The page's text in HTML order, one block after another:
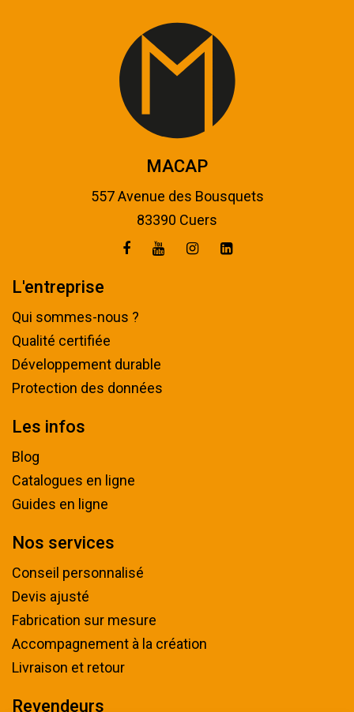
MACAP
557 Avenue des Bousquets
83390 Cuers
L'entreprise
Qui sommes-nous ?
Qualité certifiée
Développement durable
Protection des données
Les infos
Blog
Catalogues en ligne
Guides en ligne
Nos services
Conseil personnalisé
Devis ajusté
Fabrication sur mesure
Accompagnement à la création
Livraison et retour
Revendeurs